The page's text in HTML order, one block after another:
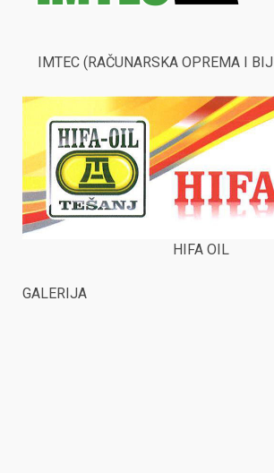
IMTEC (RAČUNARSKA OPREMA I
HIFA OIL
GALERIJA